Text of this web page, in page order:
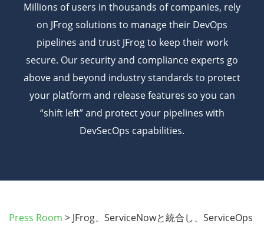
Millions of users in thousands of companies, rely
on JFrog solutions to manage their DevOps
pipelines and trust JFrog to keep their work
secure. Our security and compliance experts go
above and beyond industry standards to protect
your platform and releasefeatures so you can
“shift left” and protect your pipelines with
DevSecOps capabilities.
Press Room > JFrog、ServiceNowと統合し、ServiceOps